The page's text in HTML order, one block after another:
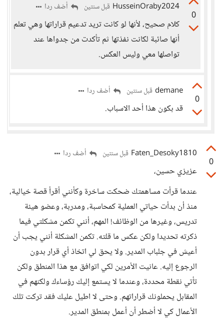
0
HusseinOraby2024 قبل سنتين أضف ردا
كلام صحيح، لأنها لو كانت تريد تدعيم قراراتها وهي تعلم
أنها صائبة لكانت نفذتها ثم تأكدت من جدواها عند
تواصلها معي وليس العكس.
0
demane قبل سنتين أضف ردا
قد بكون هذا أحد الاسباب.
0
Faten_Desoky1810 قبل سنتين أضف ردا
عزيزي حسين،
عندما قرأت مساهمتك ضحكت ساخرة وكأنني أقرأ قصة خيالية،
منذ أن بدأت حياتي العملية كمحاسبة، ومدربة، وعضو هيئة
تدريس، وغيرها من الوظائف! المهم، أنني تكمن مشكلتي فيما
ذكرته تحديدا ولكن عكس ما قلته. تكمن المشكلة أنني يجب أن
أعيش في جلباب المدير. ولا يحق لي اتخاذ أي قرار بدون
الرجوع إليه. عانيت الأمرين لكي اتوافق مع هذا المنطق ولكن
تأتي نقطة محددة، وعندما لا يستمع إليك رؤساءك ولكنهم في
المقابل يحملونك قراراتهم. وحتى لا اطيل عليك فقد تركت تلك
الأعمال كي لا أضطر أن أعمل بمنطق المدير.